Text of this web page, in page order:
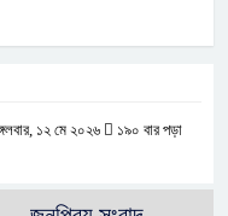
১২ মে ২০২৬
১৯০ বার পড়া